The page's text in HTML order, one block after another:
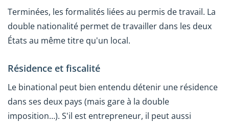
Terminées, les formalités liées au permis de travail. La
double nationalité permet de travailler dans les deux
États au même titre qu'un local.
Résidence et fiscalité
Le binational peut bien entendu détenir une résidence
dans ses deux pays (mais gare à la double
imposition…). S'il est entrepreneur, il peut aussi